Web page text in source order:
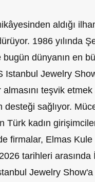
aldığı
1986 yılında
dünyanın en
Istanbul Jewelry
teşvik etmek
desteği sağlıyor.
Türk kadın
firmalar, Elmas Kule
tarihleri arasında
Jewelry Show'a